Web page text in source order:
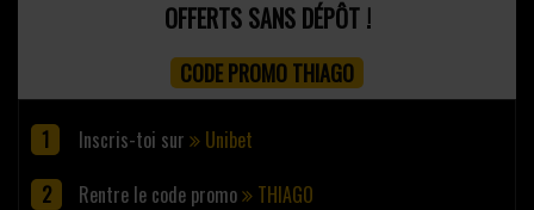
OFFERTS SANS DÉPÔT !
CODE PROMO THIAGO
Inscris-toi sur
Unibet
Rentre le code promo
THIAGO